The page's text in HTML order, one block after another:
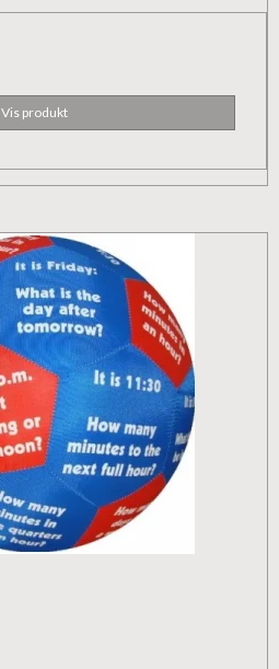
Vis produkt